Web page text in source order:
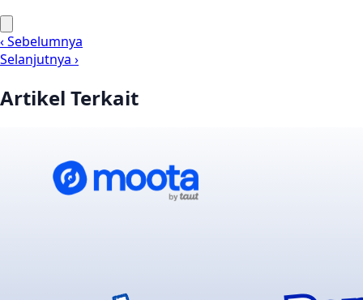
‹ Sebelumnya
Selanjutnya ›
Artikel Terkait